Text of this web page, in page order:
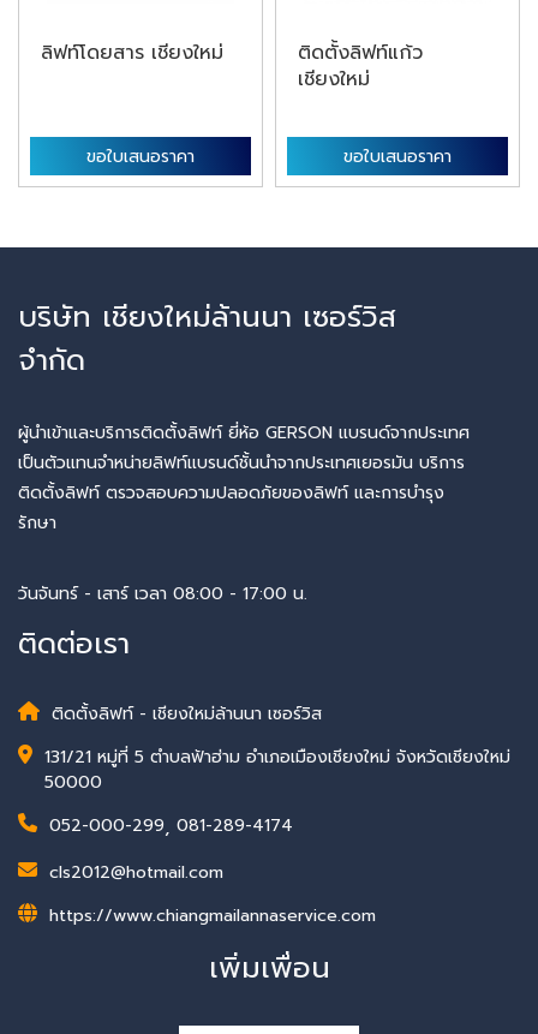
ลิฟท์โดยสาร เชียงใหม่
ขอใบเสนอราคา
ติดตั้งลิฟท์แก้ว
เชียงใหม่
ขอใบเสนอราคา
บริษัท เชียงใหม่ล้านนา เซอร์วิส
จำกัด
ผู้นำเข้าและบริการติดตั้งลิฟท์ ยี่ห้อ GERSON แบรนด์จากประเทศ
เป็นตัวแทนจำหน่ายลิฟท์แบรนด์ชั้นนำจากประเทศเยอรมัน บริการ
ติดตั้งลิฟท์ ตรวจสอบความปลอดภัยของลิฟท์ และการบำรุง
รักษา
วันจันทร์ - เสาร์ เวลา 08:00 - 17:00 น.
ติดต่อเรา
ติดตั้งลิฟท์ - เชียงใหม่ล้านนา เซอร์วิส
131/21 หมู่ที่ 5 ตำบลฟ้าฮ่าม อำเภอเมืองเชียงใหม่ จังหวัดเชียงใหม่
50000
052-000-299, 081-289-4174
cls2012@hotmail.com
https://www.chiangmailannaservice.com
เพิ่มเพื่อน